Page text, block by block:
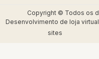
Copyright © Todos os
Desenvolvimento de loja virtual
sites